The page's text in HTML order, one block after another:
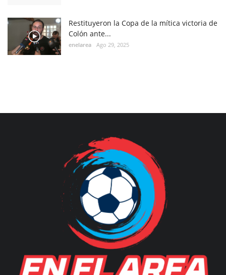
Restituyeron la Copa de la mítica victoria de
Colón ante...
enelarea Ago 29, 2025